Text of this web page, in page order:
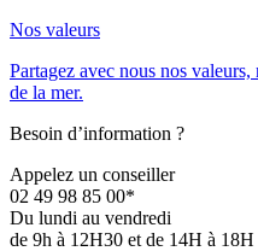
Nos valeurs
Partagez avec nous nos
de la mer.
Besoin d’information ?
Appelez un conseiller
02 49 98 85 00*
Du lundi au vendredi
de 9h à 12H30 et de 14H à 18H